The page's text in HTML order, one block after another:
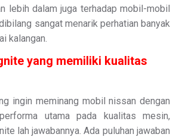
lebih dalam juga terhadap mobil-mobil
sangat menarik perhatian banyak
kalangan.
yang memiliki kualitas
ingin meminang mobil nissan dengan
utama pada kualitas mesin,
lah jawabannya. Ada puluhan jawaban